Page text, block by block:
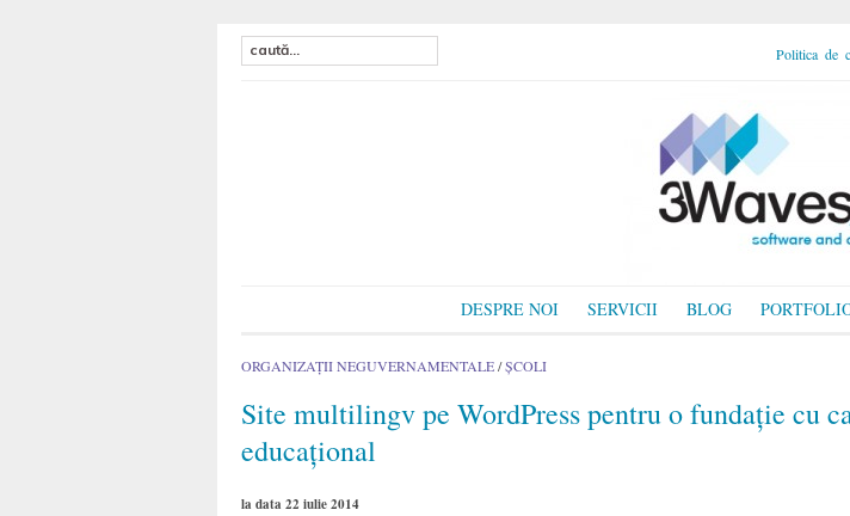
Politica de
DESPRE NOI SERVICII BLOG
ORGANIZAŢII NEGUVERNAMENTALE/ŞCOLI
Site multilingv pe WordPress pentru o fundație cu
educațional
la data 22 iulie 2014